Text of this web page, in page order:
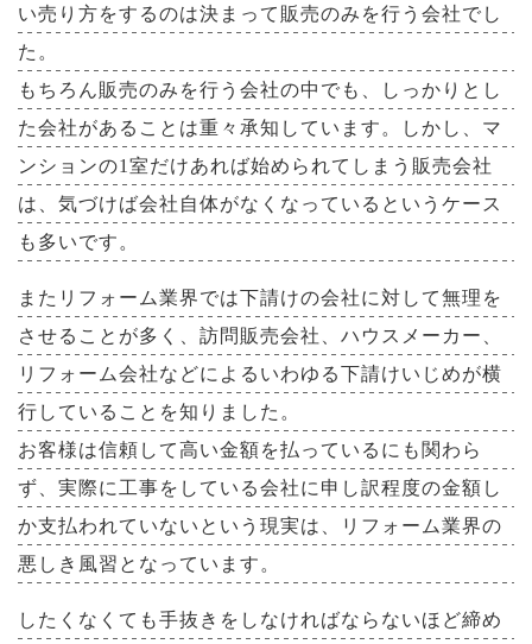
い売り方をするのは決まって販売のみを行う会社でし
た。
もちろん販売のみを行う会社の中でも、しっかりとし
た会社があることは重々承知しています。しかし、マ
ンションの1室だけあれば始められてしまう販売会社
は、気づけば会社自体がなくなっているというケース
も多いです。
またリフォーム業界では下請けの会社に対して無理を
させることが多く、訪問販売会社、ハウスメーカー、
リフォーム会社などによるいわゆる下請けいじめが横
行していることを知りました。
お客様は信頼して高い金額を払っているにも関わら
ず、実際に工事をしている会社に申し訳程度の金額し
か支払われていないという現実は、リフォーム業界の
悪しき風習となっています。
したくなくても手抜きをしなければならないほど締め